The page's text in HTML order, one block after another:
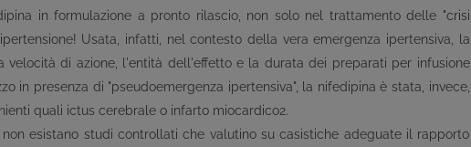
in formulazione a pronto rilascio, non solo nel trattamento delle "crisi
Usata, infatti, nel contesto della vera emergenza ipertensiva, la
velocità di azione, l'entità dell'effetto e la durata dei preparati per infusione
in presenza di "pseudoemergenza ipertensiva", la nifedipina è stata, invece,
quali ictus cerebrale o infarto miocardico2.
esistano studi controllati che valutino su casistiche adeguate il rapporto